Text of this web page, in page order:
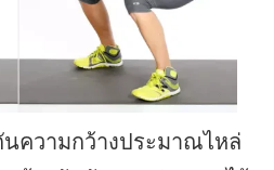
ความกว้างประมาณไหล่